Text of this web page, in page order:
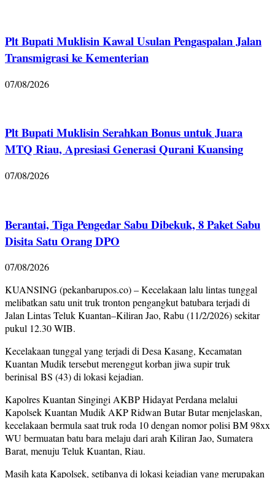
Plt Bupati Muklisin Kawal Usulan Pengaspalan Jalan
Transmigrasi ke Kementerian
07/08/2026
Plt Bupati Muklisin Serahkan Bonus untuk Juara
MTQ Riau, Apresiasi Generasi Qurani Kuansing
07/08/2026
Berantai, Tiga Pengedar Sabu Dibekuk, 8 Paket Sabu
Disita Satu Orang DPO
07/08/2026
KUANSING (pekanbarupos.co) – Kecelakaan lalu lintas tunggal
melibatkan satu unit truk tronton pengangkut batubara terjadi di
Jalan Lintas Teluk Kuantan–Kiliran Jao, Rabu (11/2/2026) sekitar
pukul 12.30 WIB.
Kecelakaan tunggal yang terjadi di Desa Kasang, Kecamatan
Kuantan Mudik tersebut merenggut korban jiwa supir truk
berinisal BS (43) di lokasi kejadian.
Kapolres Kuantan Singingi AKBP Hidayat Perdana melalui
Kapolsek Kuantan Mudik AKP Ridwan Butar Butar menjelaskan,
kecelakaan bermula saat truk roda 10 dengan nomor polisi BM 98xx
WU bermuatan batu bara melaju dari arah Kiliran Jao, Sumatera
Barat, menuju Teluk Kuantan, Riau.
Masih kata Kapolsek, setibanya di lokasi kejadian yang merupakan